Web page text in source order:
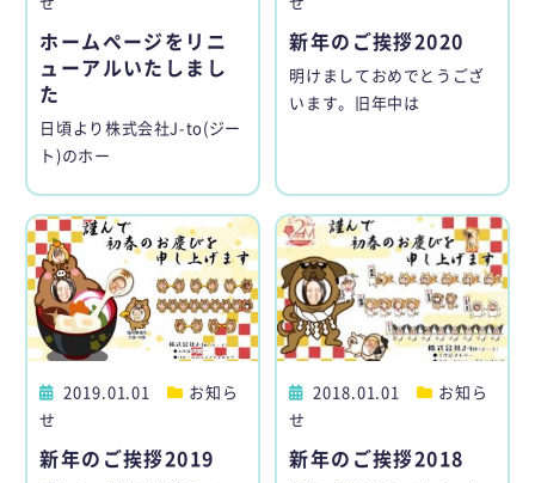
ホームページをリニ
ューアルいたしまし
た
日頃より株式会社J-to(ジー
ト)のホー
新年のご挨拶2020
明けましておめでとうござ
います。旧年中は
2019.01.01
お知ら
せ
新年のご挨拶2019
2018.01.01
お知ら
せ
新年のご挨拶2018